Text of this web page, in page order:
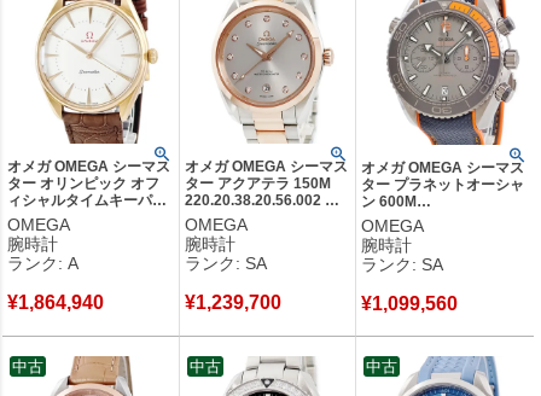
オメガ OMEGA シーマス
ター オリンピック オフ
ィシャルタイムキーパー
522.53.40.20.04.001
K18YG無垢 メンズ 腕時
計自動巻き ホワイト
【中古】中古美品
OMEGA
腕時計
ランク: A
¥1,864,940
オメガ OMEGA シーマス
ター アクアテラ 150M
220.20.38.20.56.002 新
品同様 K18RG×SS コン
ビ 純正ダイヤ メンズ 腕
時計自動巻き グレー
【中古】新品同様品
OMEGA
腕時計
ランク: SA
¥1,239,700
オメガ OMEGA シーマス
ター プラネットオーシャ
ン 600M
215.92.46.51.99.001 新
品同様 グレー オレンジ
メンズ 腕時計自動巻き グ
レー 【中古】新品同様品
OMEGA
腕時計
ランク: SA
¥1,099,560
中古 中古 中古